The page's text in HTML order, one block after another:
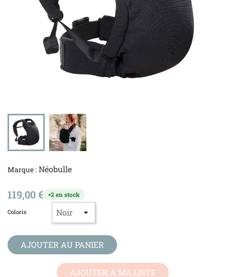
Marque : Néobulle
119,00 € ●2 en stock
Coloris
AJOUTER AU PANIER
AJOUTER À MA LISTE